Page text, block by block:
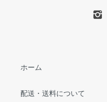
ホーム
配送・送料について